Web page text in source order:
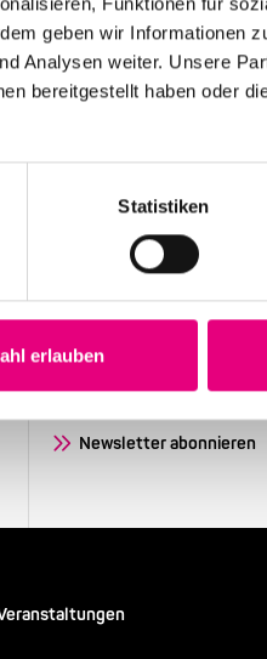
geben wir Informationen
Analysen weiter. Unsere
bereitgestellt haben oder
Statistiken
erlauben
– Vorverkauf
Erhalten Sie regelmäßig
Newsletter.
Newsletter abonnieren